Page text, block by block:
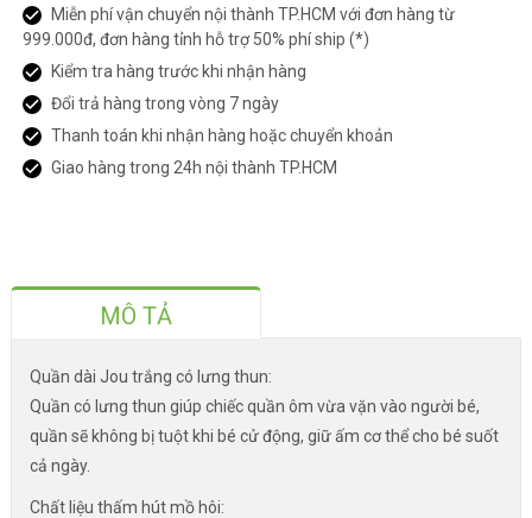
Miễn phí vận chuyển nội thành TP.HCM với đơn hàng từ
999.000đ, đơn hàng tỉnh hỗ trợ 50% phí ship (*)
Kiểm tra hàng trước khi nhận hàng
Đổi trả hàng trong vòng 7 ngày
Thanh toán khi nhận hàng hoặc chuyển khoản
Giao hàng trong 24h nội thành TP.HCM
MÔ TẢ
Quần dài Jou trắng có lưng thun:
Quần có lưng thun giúp chiếc quần ôm vừa vặn vào người bé,
quần sẽ không bị tuột khi bé cử động, giữ ấm cơ thể cho bé suốt
cả ngày.
Chất liệu thấm hút mồ hôi: